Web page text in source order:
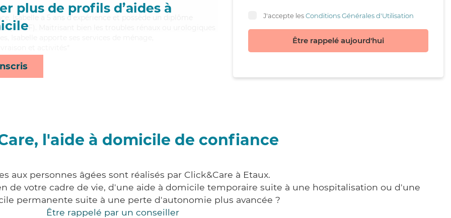
plus de profils d’aides à
Isabelle a 5 ans d'expérience et possède un diplôme
(ADVF). Maitrisant bien les troubles rénaux ou urologiques
J'accepte lesConditions Générales d'Utilisation
Être rappelé aujourd'hui
l'aide à domicile de confiance
aux personnes âgées sont réalisés par Click&Care à Etaux.
de votre cadre de vie, d'une aide à domicile temporaire suite à une hospitalisation ou d'une
permanente suite à une perte d'autonomie plus avancée ?
Être rappelé par un conseiller